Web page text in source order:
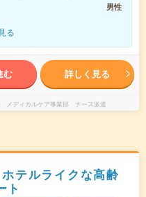
男性
る
む 詳しく見る
メディカルケア事業部 ナース派遣
テルライクな高齢
ト